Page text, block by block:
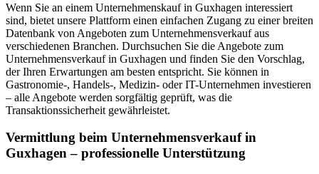
Wenn Sie an einem Unternehmenskauf in Guxhagen interessiert
sind, bietet unsere Plattform einen einfachen Zugang zu einer breiten
Datenbank von Angeboten zum Unternehmensverkauf aus
verschiedenen Branchen. Durchsuchen Sie die Angebote zum
Unternehmensverkauf in Guxhagen und finden Sie den Vorschlag,
der Ihren Erwartungen am besten entspricht. Sie können in
Gastronomie-, Handels-, Medizin- oder IT-Unternehmen investieren
– alle Angebote werden sorgfältig geprüft, was die
Transaktionssicherheit gewährleistet.
Vermittlung beim Unternehmensverkauf in
Guxhagen – professionelle Unterstützung